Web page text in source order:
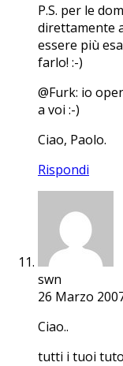
P.S. per le
direttamente
essere più
farlo! :-)
@Furk: io
a voi :-)
Ciao, Paolo.
Rispondi
swn
26 Marzo
Ciao..
tutti i tuoi